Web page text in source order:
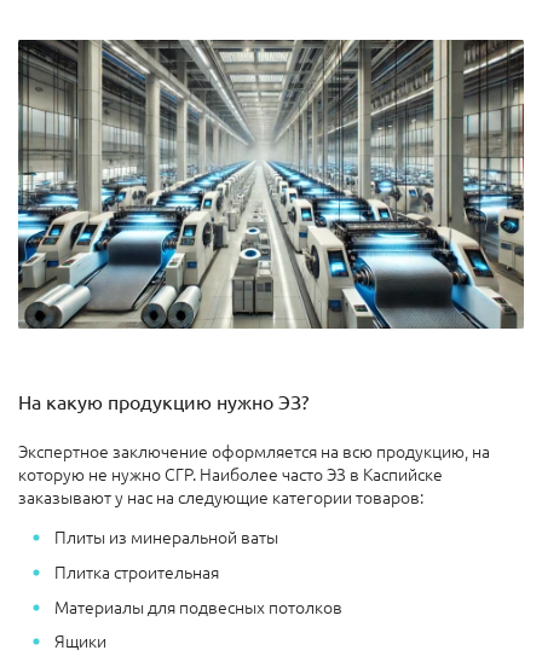
На какую продукцию нужно ЭЗ?
Экспертное заключение оформляется на всю продукцию, на
которую не нужно СГР. Наиболее часто ЭЗ в Каспийске
заказывают у нас на следующие категории товаров:
Плиты из минеральной ваты
Плитка строительная
Материалы для подвесных потолков
Ящики